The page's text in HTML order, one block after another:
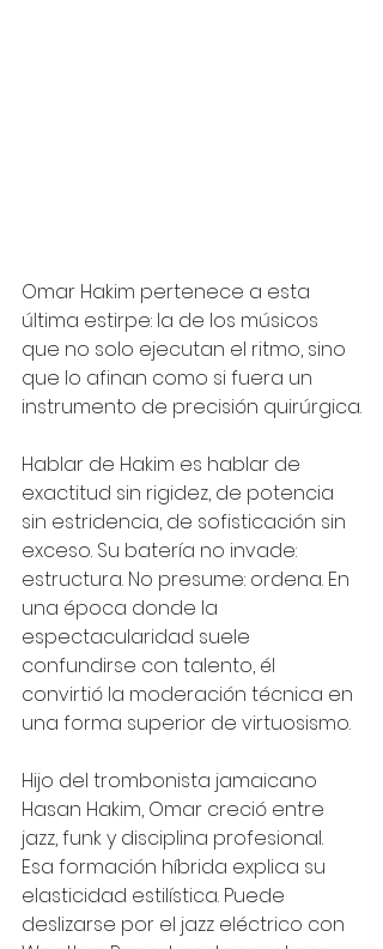
Omar Hakim pertenece a esta
última estirpe: la de los músicos
que no solo ejecutan el ritmo, sino
que lo afinan como si fuera un
instrumento de precisión quirúrgica.
Hablar de Hakim es hablar de
exactitud sin rigidez, de potencia
sin estridencia, de sofisticación sin
exceso. Su batería no invade:
estructura. No presume: ordena. En
una época donde la
espectacularidad suele
confundirse con talento, él
convirtió la moderación técnica en
una forma superior de virtuosismo.
Hijo del trombonista jamaicano
Hasan Hakim, Omar creció entre
jazz, funk y disciplina profesional.
Esa formación híbrida explica su
elasticidad estilística. Puede
deslizarse por el jazz eléctrico con